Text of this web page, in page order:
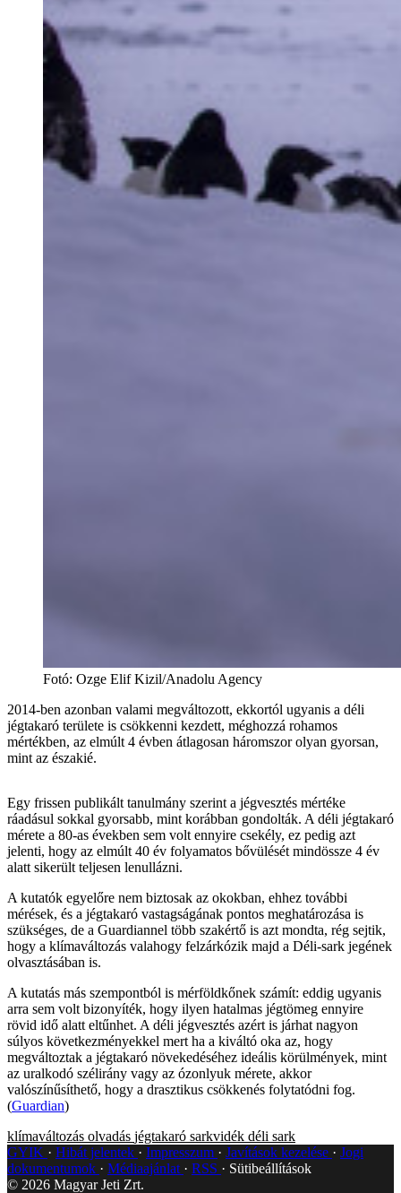
Fotó: Ozge Elif Kizil/Anadolu Agency
2014-ben azonban valami megváltozott, ekkortól ugyanis a déli
jégtakaró területe is csökkenni kezdett, méghozzá rohamos
mértékben, az elmúlt 4 évben átlagosan háromszor olyan gyorsan,
mint az északié.
Egy frissen publikált tanulmány szerint a jégvesztés mértéke
ráadásul sokkal gyorsabb, mint korábban gondolták. A déli jégtakaró
mérete a 80-as években sem volt ennyire csekély, ez pedig azt
jelenti, hogy az elmúlt 40 év folyamatos bővülését mindössze 4 év
alatt sikerült teljesen lenullázni.
A kutatók egyelőre nem biztosak az okokban, ehhez további
mérések, és a jégtakaró vastagságának pontos meghatározása is
szükséges, de a Guardiannel több szakértő is azt mondta, rég sejtik,
hogy a klímaváltozás valahogy felzárkózik majd a Déli-sark jegének
olvasztásában is.
A kutatás más szempontból is mérföldkőnek számít: eddig ugyanis
arra sem volt bizonyíték, hogy ilyen hatalmas jégtömeg ennyire
rövid idő alatt eltűnhet. A déli jégvesztés azért is járhat nagyon
súlyos következményekkel mert ha a kiváltó oka az, hogy
megváltoztak a jégtakaró növekedéséhez ideális körülmények, mint
az uralkodó szélirány vagy az ózonlyuk mérete, akkor
valószínűsíthető, hogy a drasztikus csökkenés folytatódni fog.
(Guardian)
klímaváltozás olvadás jégtakaró sarkvidék déli sark
GYIK
Hibát jelentek Impresszum Javítások kezelése
Jogi
dokumentumok
Médiaajánlat RSS
Sütibeállítások
© 2026 Magyar Jeti Zrt.